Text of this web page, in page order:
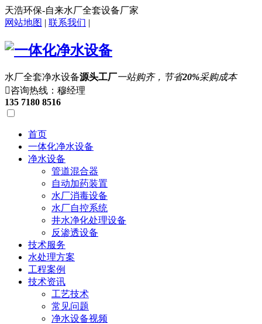
天浩环保-自来水厂全套设备厂家
网站地图 | 联系我们 |
水厂全套净水设备源头工厂一站购齐，节省20%采购成本
咨询热线：穆经理
135 7180 8516
首页
一体化净水设备
净水设备
管道混合器
自动加药装置
水厂消毒设备
水厂自控系统
井水净化处理设备
反渗透设备
技术服务
水处理方案
工程案例
技术资讯
工艺技术
常见问题
净水设备视频